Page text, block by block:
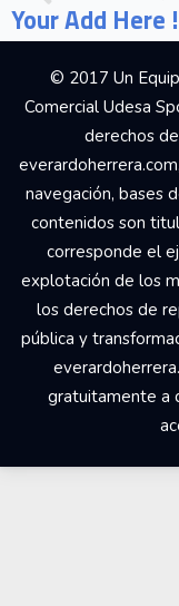
Your Add Here
© 2017 Un
Comercial Udesa
derechos
navegación, bases
contenidos son
corresponde el
explotación de los
los derechos de
pública y
gratuitamente a